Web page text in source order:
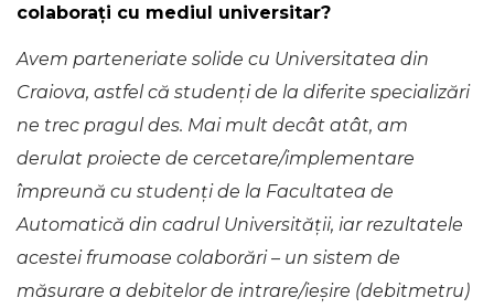
colaborați cu mediul universitar?
Avem parteneriate solide cu Universitatea din
Craiova, astfel că studenți de la diferite specializări
ne trec pragul des. Mai mult decât atât, am
derulat proiecte de cercetare/implementare
împreună cu studenți de la Facultatea de
Automatică din cadrul Universității, iar rezultatele
acestei frumoase colaborări – un sistem de
măsurare a debitelor de intrare/ieșire (debitmetru)